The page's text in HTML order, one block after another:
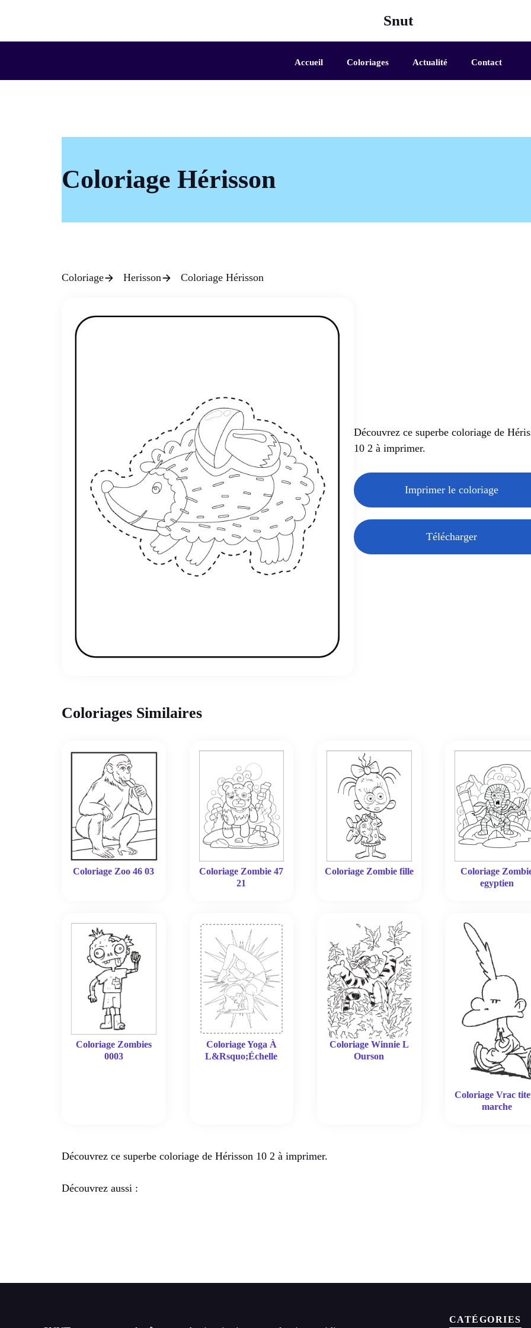
contenu
Snut
Accueil Coloriages Actualité Contact
Coloriage Hérisson
Coloriage Herisson Coloriage Hérisson
Découvrez ce superbe coloriage de
10 2 à imprimer.
Imprimer le coloriage
Télécharger
Coloriages Similaires
Coloriage Zoo 46 03
Coloriage Zombie 47
21
Coloriage Zombie fille
Coloriage
egyptien
Coloriage Zombies
0003
Coloriage Yoga À
L&Rsquo;Échelle
Coloriage Winnie L
Ourson
Coloriage Vrac
marche
Découvrez ce superbe coloriage de Hérisson 10 2 à imprimer.
Découvrez aussi :
CATÉGORIES